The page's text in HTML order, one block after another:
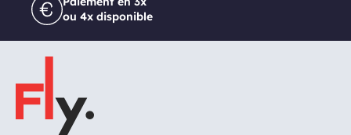
ou 4x disponible